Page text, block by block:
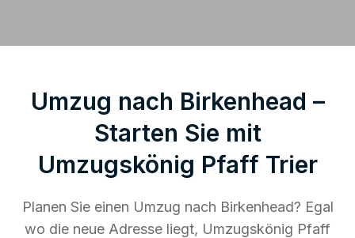
Umzug nach Birkenhead –
Starten Sie mit
Umzugskönig Pfaff Trier
Planen Sie einen Umzug nach Birkenhead? Egal
wo die neue Adresse liegt, Umzugskönig Pfaff